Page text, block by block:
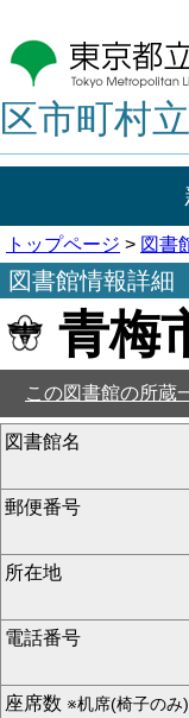
区市町村
トップページ > 図書
図書館情報詳細
青梅
この図書館の所蔵
図書館名
郵便番号
所在地
電話番号
座席数 ※机席(椅子のみ)